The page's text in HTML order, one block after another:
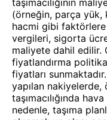
taşımacılığının
(örneğin, parça yük,
hacmi gibi
vergileri, sigorta
maliyete dahil
fiyatlandırma
fiyatları
yapılan
taşımacılığında
nedenle, taşıma